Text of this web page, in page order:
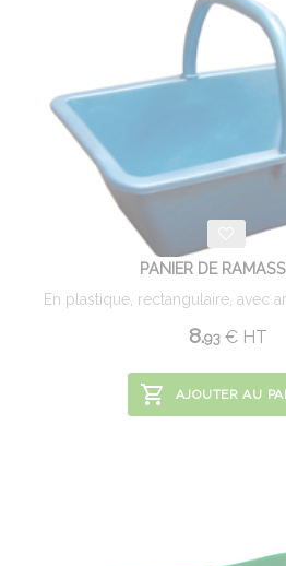
PANIER DE
En plastique, rectangulaire, avec
8.93 € HT
AJOUTER AU